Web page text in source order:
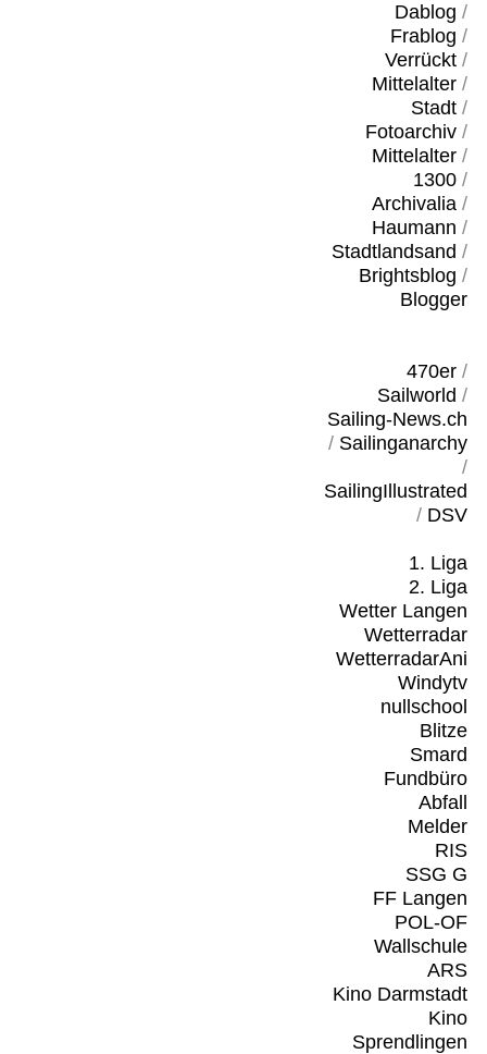
Dablog /
Frablog /
Verrückt/
Mittelalter/
Stadt/
Fotoarchiv/
Mittelalter/
1300/
Archivalia/
Haumann /
Stadtlandsand /
Brightsblog /
Blogger
470er/
Sailworld /
Sailing-News.ch
/ Sailinganarchy
/
SailingIllustrated
/ DSV
1. Liga
2. Liga
Wetter Langen
Wetterradar
WetterradarAni
Windytv
nullschool
Blitze
Smard
Fundbüro
Abfall
Melder
RIS
SSG G
FF Langen
POL-OF
Wallschule
ARS
Kino Darmstadt
Kino
Sprendlingen